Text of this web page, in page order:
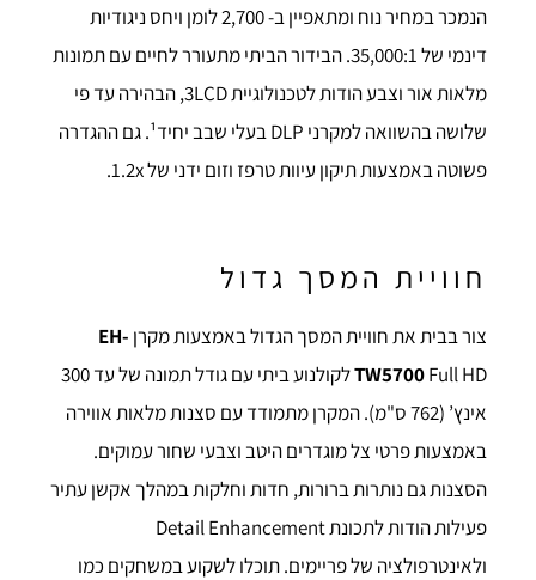
הנמכר במחיר נוח ומתאפיין ב- 2,700 לומן ויחס ניגודיות
דינמי של 35,000:1. הבידור הביתי מתעורר לחיים עם תמונות
מלאות אור וצבע הודות לטכנולוגיית 3LCD, הבהירה עד פי
שלושה ‏‫בהשוואה למקרני DLP בעלי שבב יחיד¹. גם ההגדרה
פשוטה באמצעות תיקון עיוות טרפז וזום ידני של 1.2x.
חוויית המסך גדול
צור בבית את חוויית המסך הגדול באמצעות מקרן EH-
TW5700
Full HD לקולנוע ביתי עם גודל תמונה של עד 300
אינץ’ (762 ס"מ). המקרן מתמודד עם סצנות מלאות אווירה
באמצעות פרטי צל מוגדרים היטב וצבעי שחור עמוקים.
הסצנות גם נותרות ברורות, חדות וחלקות במהלך אקשן עתיר
פעילות הודות לתכונת Detail Enhancement
ולאינטרפולציה של פריימים. תוכלו לשקוע במשחקים כמו